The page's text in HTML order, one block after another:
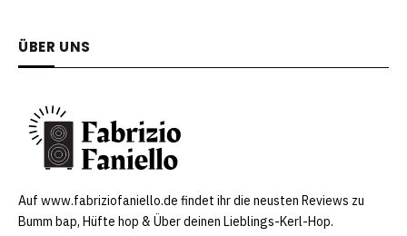
ÜBER UNS
Auf www.fabriziofaniello.de findet ihr die neusten Reviews zu
Bumm bap, Hüfte hop & Über deinen Lieblings-Kerl-Hop.